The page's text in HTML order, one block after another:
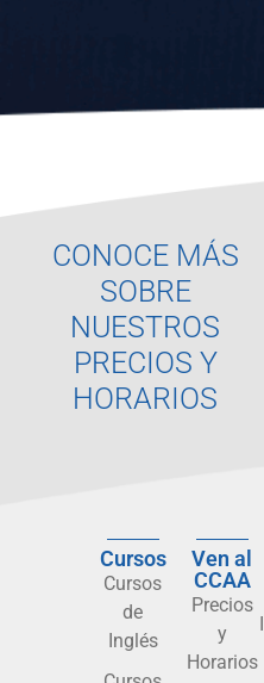
CONOCE MÁS
SOBRE
NUESTROS
PRECIOS Y
HORARIOS
Cursos
Cursos
de
Inglés
Ven al
CCAA
Precios
y
Horarios